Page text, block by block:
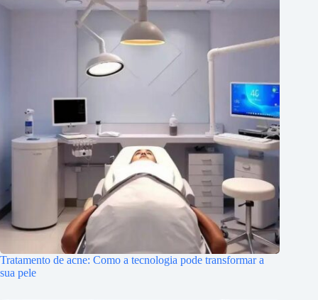
Tratamento de acne: Como a tecnologia pode transformar a
sua pele